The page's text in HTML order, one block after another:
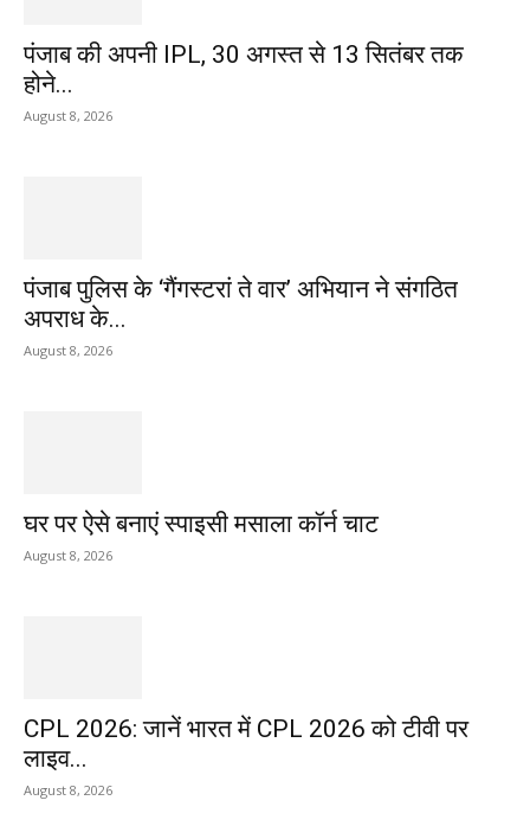
पंजाब की अपनी IPL, 30 अगस्त से 13 सितंबर तक
होने...
August 8, 2026
पंजाब पुलिस के ‘गैंगस्टरां ते वार’ अभियान ने संगठित
अपराध के...
August 8, 2026
घर पर ऐसे बनाएं स्पाइसी मसाला कॉर्न चाट
August 8, 2026
CPL 2026: जानें भारत में CPL 2026 को टीवी पर
लाइव...
August 8, 2026